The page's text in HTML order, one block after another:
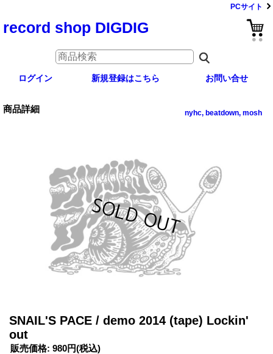
PCサイト
record shop DIGDIG
ログイン 新規登録はこちら お問い合せ
商品詳細 nyhc, beatdown, mosh
SNAIL'S PACE / demo 2014 (tape) Lockin'
out
販売価格: 980円(税込)